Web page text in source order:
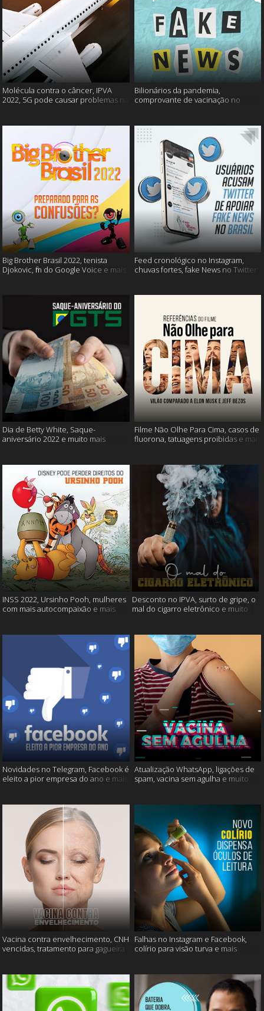
Molécula contra o câncer, IPVA
2022, 5G pode causar problemas na
Bilionários da pandemia,
comprovante de vacinação no
Big Brother Brasil 2022, tenista
Djokovic, fim do Google Voice e mais
Feed cronológico no Instagram,
chuvas fortes, fake News no Twitter
Dia de Betty White, Saque-
aniversário 2022 e muito mais
Filme Não Olhe Para Cima, casos de
fluorona, tatuagens proibidas e mais
INSS 2022, Ursinho Pooh, mulheres
com mais autocompaixão e mais
Desconto no IPVA, surto de gripe, o
mal do cigarro eletrônico e muito
Novidades no Telegram, Facebook é
eleito a pior empresa do ano e mais
Atualização WhatsApp, ligações de
spam, vacina sem agulha e muito
Vacina contra envelhecimento, CNH
vencidas, tratamento para gagueira
Falhas no Instagram e Facebook,
colírio para visão turva e mais